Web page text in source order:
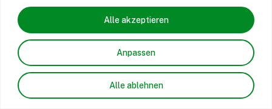
Anpassen
Alle ablehnen
Alle akzeptieren